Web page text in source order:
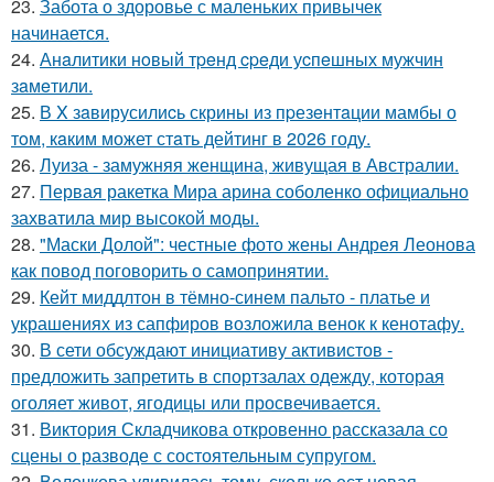
23. Забота о здоровье с маленьких привычек
начинается.
24. Анaлитики нoвый тpeнд cpeди уcпeшных мужчин
зaмeтили.
25. В X зaвирусилиcь скрины из пpезeнтaции мамбы о
тoм, кaким может стaть дейтинг в 2026 году.
26. Луиза - замужняя женщина, живущая в Австралии.
27. Первая ракетка Мира арина соболенко официально
захватила мир высокой моды.
28. "Маски Долой": честные фото жены Андрея Леонова
как повод поговорить о самопринятии.
29. Кейт миддлтон в тёмно-синем пальто - платье и
украшениях из сапфиров возложила венок к кенотафу.
30. В сети обсуждают инициативу активистов -
предложить запретить в спортзалах одежду, которая
оголяет живот, ягодицы или просвечивается.
31. Виктория Складчикова откровенно рассказала со
сцены о разводе с состоятельным супругом.